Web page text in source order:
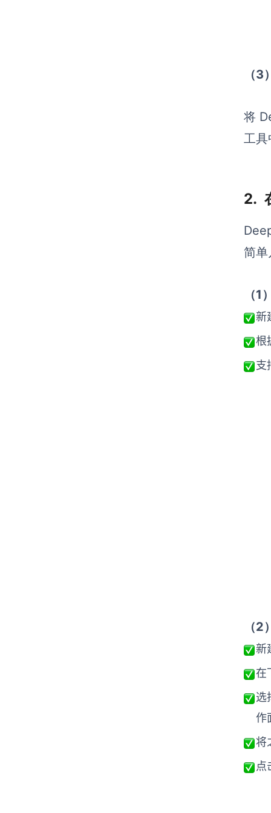
（
将
工具
2.
简单
（
新
根
支
（2
新
在
选
作
将
点